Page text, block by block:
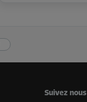
Suivez nous